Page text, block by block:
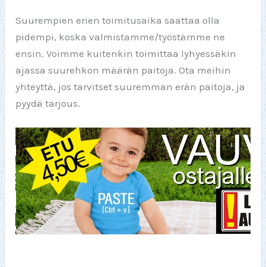
Suurempien erien toimitusaika saattaa olla
pidempi, koska valmistamme/työstämme ne
ensin. Voimme kuitenkin toimittaa lyhyessäkin
ajassa suurehkon määrän paitoja. Ota meihin
yhteyttä, jos tarvitset suuremman erän paitoja, ja
pyydä tarjous.